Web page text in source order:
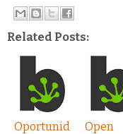
Related Posts:
Oportunid
Open